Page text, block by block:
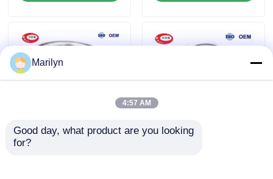
ニュース
軸受の先を細くしなさい
先を細くされた32009
Marilyn
4:57 AM
Good day, what product are you looking
for?